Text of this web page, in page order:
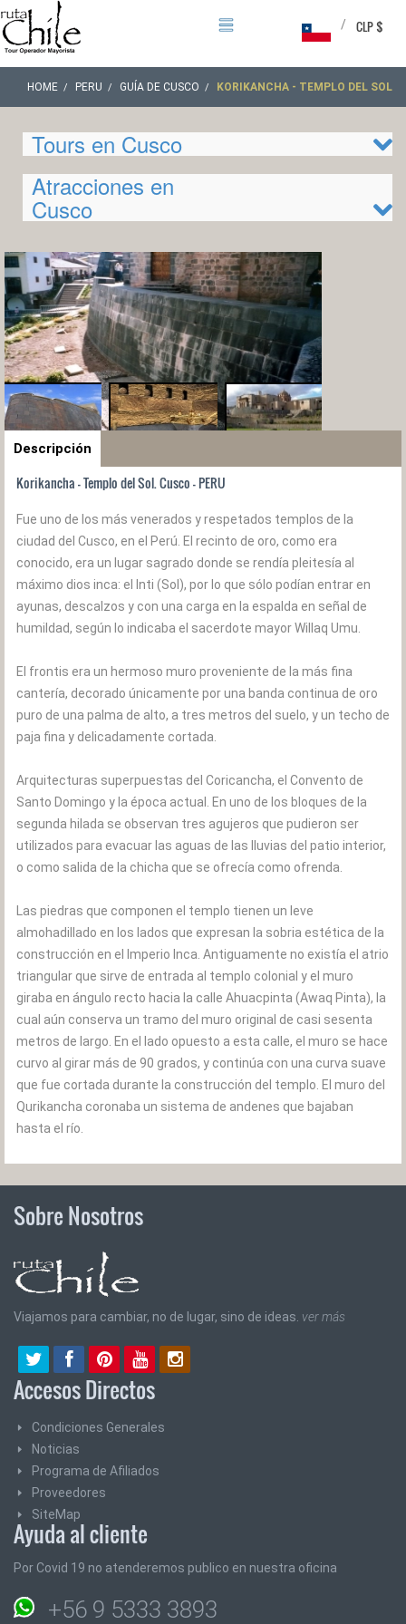
CLP $
/
HOME PERU GUÍA DE CUSCO KORIKANCHA - TEMPLO DEL SOL
Tours en Cusco
Atracciones en
Cusco
Descripción
Korikancha - Templo del Sol. Cusco - PERU
Fue uno de los más venerados y respetados templos de la
ciudad del Cusco, en el Perú. El recinto de oro, como era
conocido, era un lugar sagrado donde se rendía pleitesía al
máximo dios inca: el Inti (Sol), por lo que sólo podían entrar en
ayunas, descalzos y con una carga en la espalda en señal de
humildad, según lo indicaba el sacerdote mayor Willaq Umu.
El frontis era un hermoso muro proveniente de la más fina
cantería, decorado únicamente por una banda continua de oro
puro de una palma de alto, a tres metros del suelo, y un techo de
paja fina y delicadamente cortada.
Arquitecturas superpuestas del Coricancha, el Convento de
Santo Domingo y la época actual. En uno de los bloques de la
segunda hilada se observan tres agujeros que pudieron ser
utilizados para evacuar las aguas de las lluvias del patio interior,
o como salida de la chicha que se ofrecía como ofrenda.
Las piedras que componen el templo tienen un leve
almohadillado en los lados que expresan la sobria estética de la
construcción en el Imperio Inca. Antiguamente no existía el atrio
triangular que sirve de entrada al templo colonial y el muro
giraba en ángulo recto hacia la calle Ahuacpinta (Awaq Pinta), la
cual aún conserva un tramo del muro original de casi sesenta
metros de largo. En el lado opuesto a esta calle, el muro se hace
curvo al girar más de 90 grados, y continúa con una curva suave
que fue cortada durante la construcción del templo. El muro del
Qurikancha coronaba un sistema de andenes que bajaban
hasta el río.
Sobre Nosotros
Viajamos para cambiar, no de lugar, sino de ideas. ver más
Accesos Directos
Condiciones Generales
Noticias
Programa de Afiliados
Proveedores
SiteMap
Ayuda al cliente
Por Covid 19 no atenderemos publico en nuestra oficina
+56 9 5333 3893